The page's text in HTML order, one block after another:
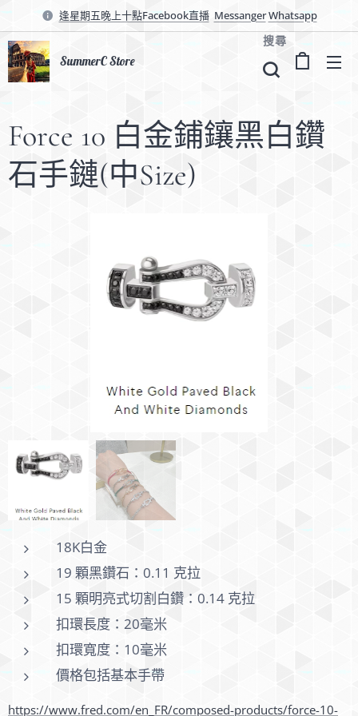
逢星期五晚上十點Facebook直播 MessangerWhatsapp
SummerC Store
搜尋
Force 10 白金鋪鑲黑白鑽
石手鏈(中Size)
第二條
18K白金
19 顆黑鑽石：0.11 克拉
15 顆明亮式切割白鑽：0.14 克拉
扣環長度：20毫米
扣環寬度：10毫米
價格包括基本手帶
https://www.fred.com/en_FR/composed-products/force-10-